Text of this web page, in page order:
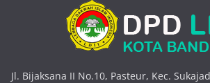
Jl. Bijaksana II No.10, Pasteur, Kec.